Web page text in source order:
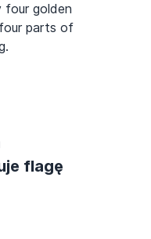
four golden
parts of
flagę